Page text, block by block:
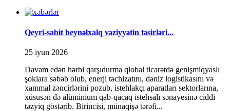
Qeyri-sabit beynəlxalq vəziyyətin təsirləri...
25 iyun 2026
Davam edən hərbi qarşıdurma qlobal ticarətdə genişmiqyaslı
şoklara səbəb olub, enerji təchizatını, dəniz logistikasını və
xammal zəncirlərini pozub, istehlakçı aparatları sektorlarına,
xüsusən də alüminium qab-qacaq istehsalı sənayesinə ciddi
təzyiq göstərib. Birincisi, münaqişə tərəfi...